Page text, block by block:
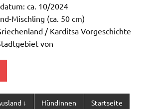
ca. 10/2024
Mischling (ca. 50 cm)
/ Karditsa Vorgeschichte
von
↓ Hündinnen Startseite